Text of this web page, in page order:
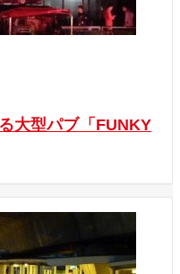
大型パブ「FUNKY